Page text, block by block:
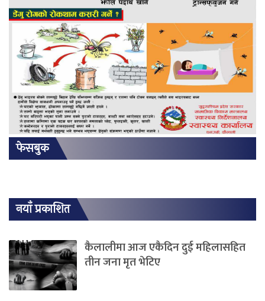
फेसबुक
नयाँ प्रकाशित
कैलालीमा आज एकैदिन दुई महिलासहित
तीन जना मृत भेटिए